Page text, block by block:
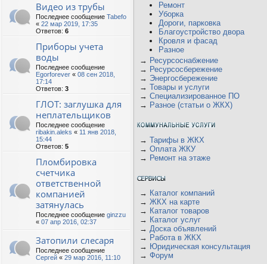
Видео из трубы
Последнее сообщение Tabefo
« 22 мар 2019, 17:35
Ответов: 6
Приборы учета
воды
Последнее сообщение
Egorforever « 08 сен 2018,
17:14
Ответов: 3
ГЛОТ: заглушка для
неплательщиков
Последнее сообщение
ribakin.aleks « 11 янв 2018,
15:44
Ответов: 5
Пломбировка
счетчика
ответственной
компанией
затянулась
Последнее сообщение ginzzu
« 07 апр 2016, 02:37
Затопили слесаря
Последнее сообщение
Сергей « 29 мар 2016, 11:10
Ремонт
Уборка
Дороги, парковка
Благоустройство двора
Кровля и фасад
Разное
→ Ресурсоснабжение
→ Ресурсосбережение
→ Энергосбережение
→ Товары и услуги
→ Специализированное ПО
→ Разное (статьи о ЖКХ)
→ Тарифы в ЖКХ
→ Оплата ЖКУ
→ Ремонт на этаже
→ Каталог компаний
→ ЖКХ на карте
→ Каталог товаров
→ Каталог услуг
→ Доска объявлений
→ Работа в ЖКХ
→ Юридическая консультация
→ Форум